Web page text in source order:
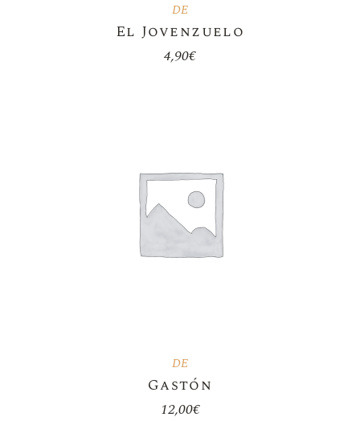
DE
El Jovenzuelo
4,90€
DE
Gastón
12,00€